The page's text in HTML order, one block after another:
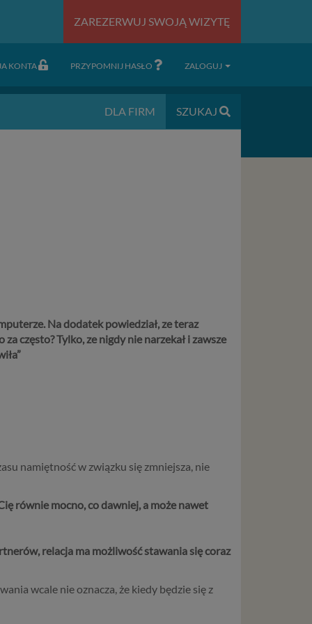
ZAREZERWUJ SWOJĄ WIZYTĘ
KONTA PRZYPOMNIJ HASŁO ZALOGUJ
DLA FIRM SZUKAJ
Na dodatek powiedział, ze teraz
często? Tylko, ze nigdy nie narzekał i zawsze
”
namiętność w związku się zmniejsza, nie
równie mocno, co dawniej, a może nawet
relacja ma możliwość stawania się coraz
wcale nie oznacza, że kiedy będzie się z